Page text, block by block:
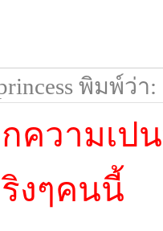
พิมพ์ว่า:
ความเป
งๆคนนี้